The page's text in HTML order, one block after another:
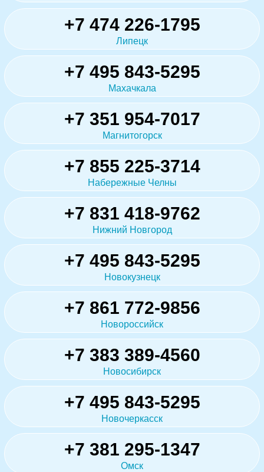
+7 474 226-1795
Липецк
+7 495 843-5295
Махачкала
+7 351 954-7017
Магнитогорск
+7 855 225-3714
Набережные Челны
+7 831 418-9762
Нижний Новгород
+7 495 843-5295
Новокузнецк
+7 861 772-9856
Новороссийск
+7 383 389-4560
Новосибирск
+7 495 843-5295
Новочеркасск
+7 381 295-1347
Омск